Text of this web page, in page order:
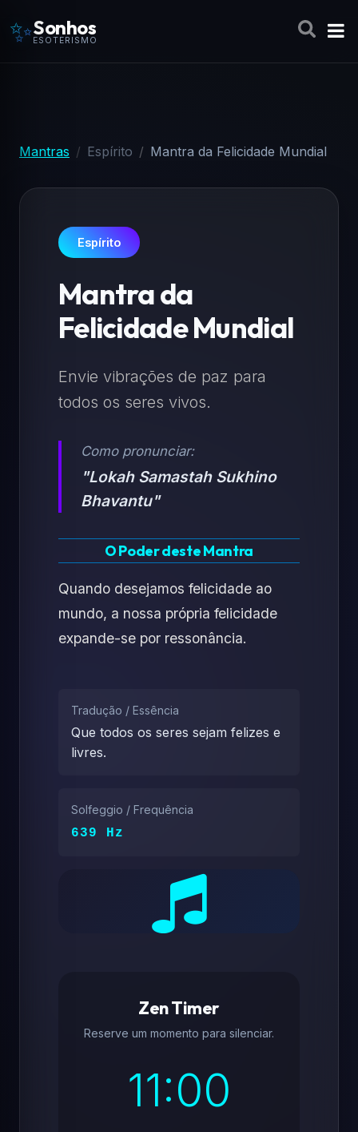
✨Sonhos
ESOTERISMO
Mantras Espírito Mantra da Felicidade Mundial
Espírito
Mantra da
Felicidade Mundial
Envie vibrações de paz para
todos os seres vivos.
Como pronunciar:
"Lokah Samastah Sukhino
Bhavantu"
O Poder deste Mantra
Quando desejamos felicidade ao
mundo, a nossa própria felicidade
expande-se por ressonância.
Tradução / Essência
Que todos os seres sejam felizes e
livres.
Solfeggio / Frequência
639 Hz
Zen Timer
Reserve um momento para silenciar.
11:00